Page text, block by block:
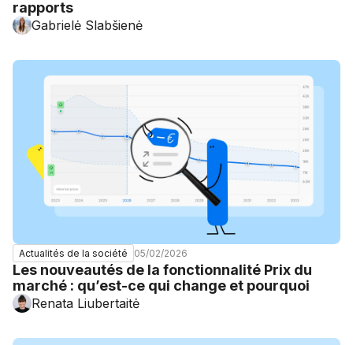
rapports
Gabrielė Slabšienė
Actualités de la société 05/02/2026
Les nouveautés de la fonctionnalité Prix du
marché : qu’est-ce qui change et pourquoi
Renata Liubertaitė